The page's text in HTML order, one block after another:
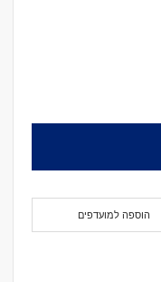
הוספה למועדפים